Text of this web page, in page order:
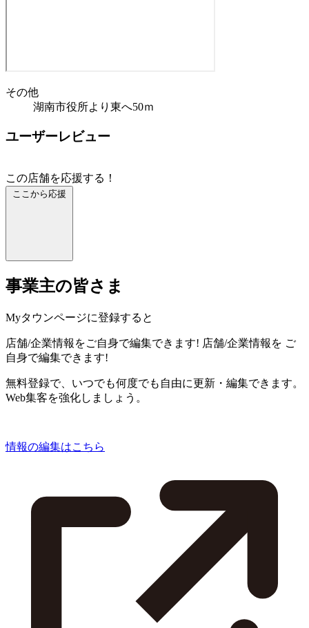
その他
湖南市役所より東へ50ｍ
ユーザーレビュー
この店舗を応援する！
ここから応援
事業主の皆さま
Myタウンページに登録すると
店舗/企業情報をご自身で編集できます! 店舗/企業情報を ご
自身で編集できます!
無料登録で、いつでも何度でも自由に更新・編集できます。
Web集客を強化しましょう。
情報の編集はこちら